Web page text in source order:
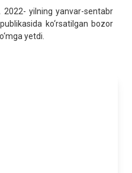
2022- yilning yanvar-sentabr
ko‘rsatilgan bozor
yetdi.